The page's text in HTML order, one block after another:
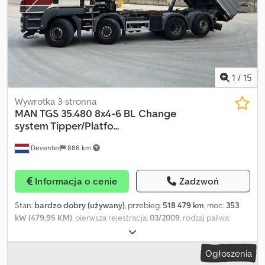
1 / 15
Deventer 886 km
Wywrotka 3-stronna
MAN TGS 35.480 8x4-6 BL Change
system Tipper/Platfo...
Informacja o cenie Zadzwoń
Stan: bardzo dobry (używany), przebieg: 518 479 km, moc: 353
kW (479,95 KM), pierwsza rejestracja:03/2009, rodzaj paliwa:
, rozstaw osi:
hamulce:intarder, kolor:biały, kabin kierowcy:kabina sypialna,
, zawieszenie:inny,
Ogłoszenia